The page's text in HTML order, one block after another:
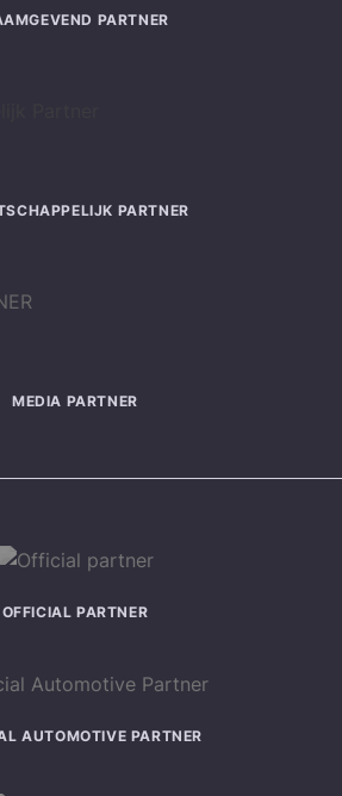
PARTNER
PARTNER
MEDIA PARTNER
OFFICIAL PARTNER
AUTOMOTIVE PARTNER